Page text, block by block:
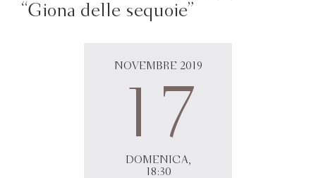
“Giona delle sequoie”
NOVEMBRE 2019
17
DOMENICA,
18:30